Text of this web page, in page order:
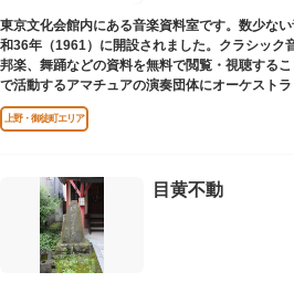
東京文化会館内にある音楽資料室です。数少な
和36年（1961）に開設されました。クラシック
邦楽、舞踊などの資料を無料で閲覧・視聴する
で活動するアマチュアの演奏団体にオーケスト
外貸出も行っています。
上野・御徒町エリア
目黄不動